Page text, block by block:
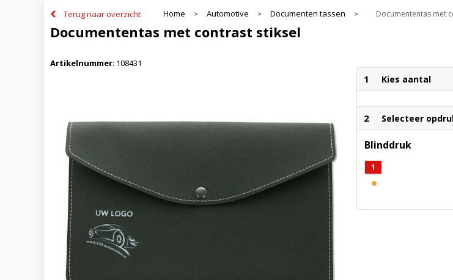
Terug naar overzicht Home > Automotive > Documenten tassen > Documententas met
Documententas met contrast stiksel
Artikelnummer: 108431
1 Kies aantal
2 Selecteer
Blinddruk
1